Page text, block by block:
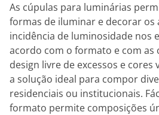
As cúpulas para luminárias
formas de iluminar e decorar os
incidência de luminosidade nos
acordo com o formato e com as
design livre de excessos e cores
a solução ideal para compor
residenciais ou institucionais.
formato permite composições